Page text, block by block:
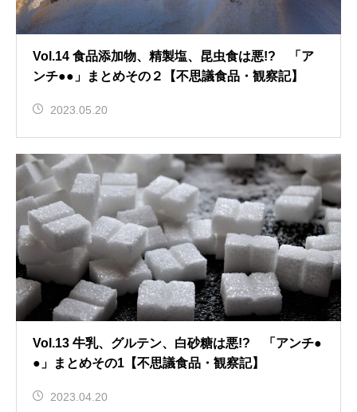
Vol.14 食品添加物、精製塩、昆虫食は悪!? 「ア
ンチ●●」まとめその２【不思議食品・観察記】
2023.05.20
Vol.13 牛乳、グルテン、白砂糖は悪!? 「アンチ●
●」まとめその1【不思議食品・観察記】
2023.04.20